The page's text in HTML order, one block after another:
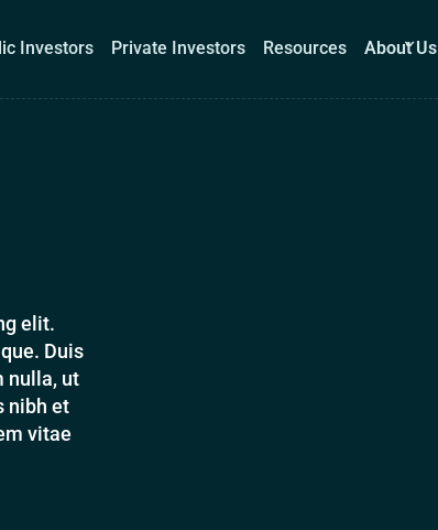
Investors Private Investors Resources About Us
elit.
Duis
nulla, ut
nibh et
vitae